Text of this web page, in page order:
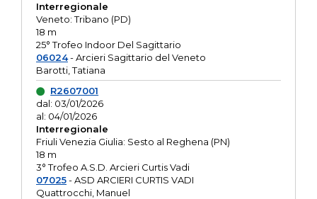
Interregionale
Veneto: Tribano (PD)
18 m
25° Trofeo Indoor Del Sagittario
06024- Arcieri Sagittario del Veneto
Barotti, Tatiana
R2607001
dal: 03/01/2026
al: 04/01/2026
Interregionale
Friuli Venezia Giulia: Sesto al Reghena (PN)
18 m
3° Trofeo A.S.D. Arcieri Curtis Vadi
07025- ASD ARCIERI CURTIS VADI
Quattrocchi, Manuel